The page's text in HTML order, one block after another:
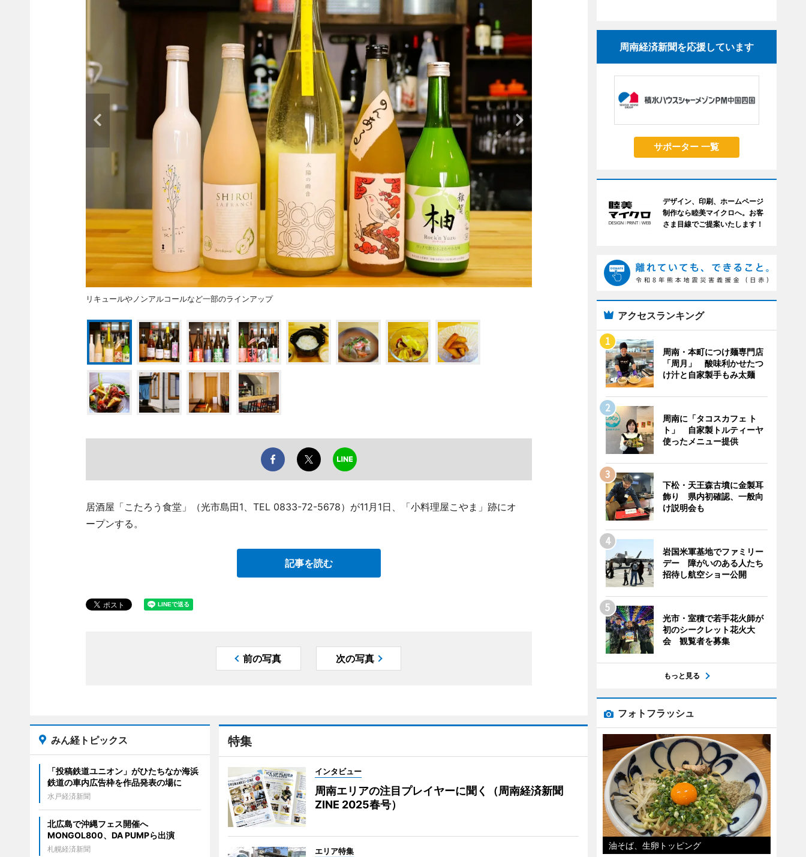
リキュールやノンアルコールなど一部のラインアップ
居酒屋「こたろう食堂」（光市島田1、TEL 0833-72-5678）が11月1日、「小料理屋こやま」跡にオ
ープンする。
記事を読む
前の写真 次の写真
特集
インタビュー
周南エリアの注目プレイヤーに聞く（周南経済新聞
ZINE 2025春号）
エリア特集
みん経トピックス
「投稿鉄道ユニオン」がひたちなか海浜
鉄道の車内広告枠を作品発表の場に
水戸経済新聞
北広島で沖縄フェス開催へ
MONGOL800、DA PUMPら出演
札幌経済新聞
周南経済新聞を応援しています
サポーター 一覧
デザイン、印刷、ホームページ
制作なら睦美マイクロへ。お客
さま目線でご提案いたします！
アクセスランキング
周南・本町につけ麺専門店
「周月」 酸味利かせたつ
け汁と自家製手もみ太麺
周南に「タコスカフェ ト
ト」 自家製トルティーヤ
使ったメニュー提供
下松・天王森古墳に金製耳
飾り 県内初確認、一般向
け説明会も
岩国米軍基地でファミリー
デー 障がいのある人たち
招待し航空ショー公開
光市・室積で若手花火師が
初のシークレット花火大
会 観覧者を募集
もっと見る
フォトフラッシュ
油そば、生卵トッピング